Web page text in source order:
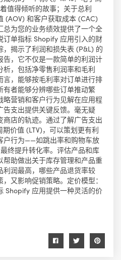
值得倾听的故事；关于总利
(AOV) 和客户获取成本 (CAC)
为您的业务绩效提供了一个全
单指标 Shopify 应用引入的财
揭示了利润和损失表 (P&L) 的
，它不仅是一款简单的利润计
，包括净零售利润率和毛利
，能够按毛利率对订单进行排
者能够分辨哪些订单推动繁
营销和客户行为见解在应用程
支出提供关键反馈。毫无疑
店的轨迹。通过了解广告支出
价值 (LTV)，可以策划更有利
户行为——如跳出率和购物车放
终提升转化率。评估产品和库
助做出关于库存管理和产品重
润最高，哪些产品退货率较
又影响促销策略。定价模型：
Shopify 应用提供一种灵活的价